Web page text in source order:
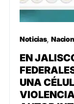
Noticias
EN
UNA